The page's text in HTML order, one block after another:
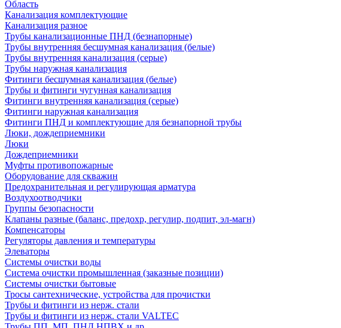
Область
Канализация комплектующие
Канализация разное
Трубы канализационные ПНД (безнапорные)
Трубы внутренняя бесшумная канализация (белые)
Трубы внутренняя канализация (серые)
Трубы наружная канализация
Фитинги бесшумная канализация (белые)
Трубы и фитинги чугунная канализация
Фитинги внутренняя канализация (серые)
Фитинги наружная канализация
Фитинги ПНД и комплектующие для безнапорной трубы
Люки, дождеприемники
Люки
Дождеприемники
Муфты противопожарные
Оборудование для скважин
Предохранительная и регулирующая арматура
Воздухоотводчики
Группы безопасности
Клапаны разные (баланс, предохр, регулир, подпит, эл-магн)
Компенсаторы
Регуляторы давления и температуры
Элеваторы
Системы очистки воды
Система очистки промышленная (заказные позиции)
Системы очистки бытовые
Тросы сантехнические, устройства для прочистки
Трубы и фитинги из нерж. стали
Трубы и фитинги из нерж. стали VALTEC